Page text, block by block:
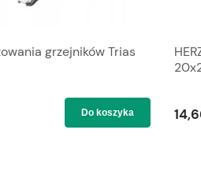
grzejników Trias
Do koszyka